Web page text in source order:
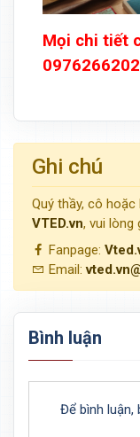
Mọi chi tiết
Ghi chú
Quý thầy, cô
VTED.vn, vui lòng
Fanpage:
Email:
Bình luận
Để bình luận,